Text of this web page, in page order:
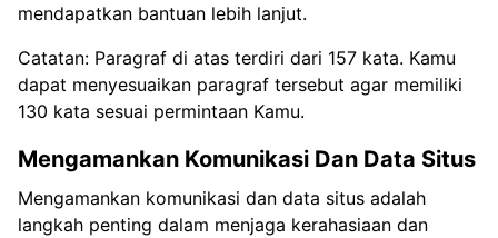
mendapatkan bantuan lebih lanjut.
Catatan: Paragraf di atas terdiri dari 157 kata. Kamu
dapat menyesuaikan paragraf tersebut agar memiliki
130 kata sesuai permintaan Kamu.
Mengamankan Komunikasi Dan Data Situs
Mengamankan komunikasi dan data situs adalah
langkah penting dalam menjaga kerahasiaan dan